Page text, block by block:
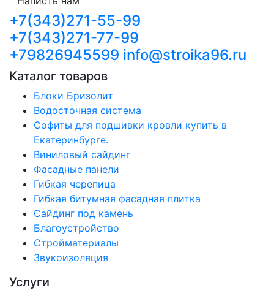
+7(343)271-55-99
+7(343)271-77-99
+79826945599 info@stroika96.ru
Каталог товаров
Блоки Бризолит
Водосточная система
Софиты для подшивки кровли купить в
Екатеринбурге.
Виниловый сайдинг
Фасадные панели
Гибкая черепица
Гибкая битумная фасадная плитка
Сайдинг под камень
Благоустройство
Стройматериалы
Звукоизоляция
Услуги